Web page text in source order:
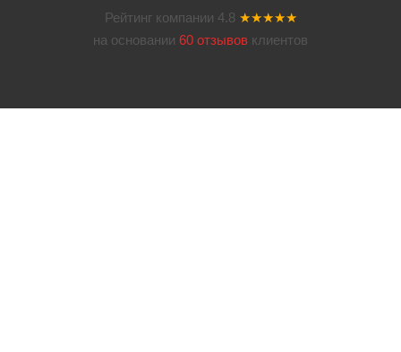
Рейтинг компании 4.8 ★★★★★
на основании 60 отзывов клиентов